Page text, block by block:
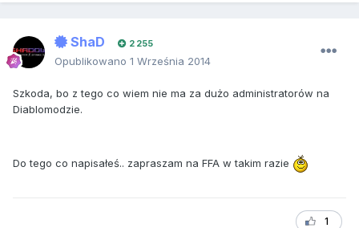
ShaD 2 255
Opublikowano 1 Września 2014
Szkoda, bo z tego co wiem nie ma za dużo administratorów na
Diablomodzie.
Do tego co napisałeś.. zapraszam na FFA w takim razie
1